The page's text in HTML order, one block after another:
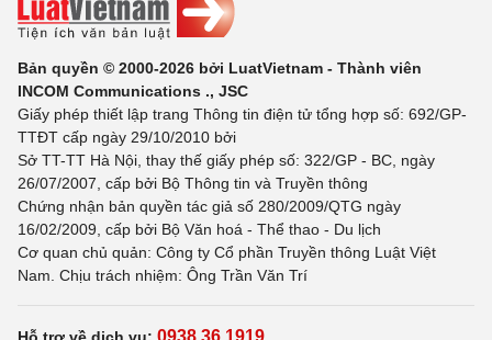
Bản quyền © 2000-2026 bởi LuatVietnam - Thành viên
INCOM Communications ., JSC
Giấy phép thiết lập trang Thông tin điện tử tổng hợp số: 692/GP-
TTĐT cấp ngày 29/10/2010 bởi
Sở TT-TT Hà Nội, thay thế giấy phép số: 322/GP - BC, ngày
26/07/2007, cấp bởi Bộ Thông tin và Truyền thông
Chứng nhận bản quyền tác giả số 280/2009/QTG ngày
16/02/2009, cấp bởi Bộ Văn hoá - Thể thao - Du lịch
Cơ quan chủ quản: Công ty Cổ phần Truyền thông Luật Việt
Nam. Chịu trách nhiệm: Ông Trần Văn Trí
0938 36 1919